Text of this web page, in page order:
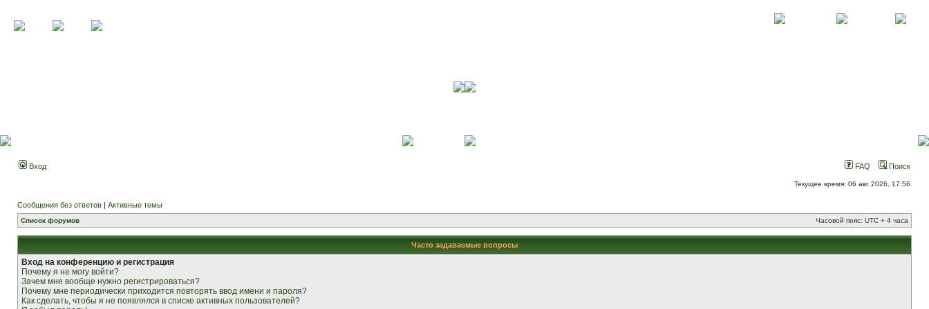
Вход FAQ Поиск
Текущее время: 06 авг 2026, 17:56
Сообщения без ответов | Активные темы
Список форумов Часовой пояс: UTC + 4 часа
Часто задаваемые вопросы
Вход на конференцию и регистрация
Почему я не могу войти?
Зачем мне вообще нужно регистрироваться?
Почему мне периодически приходится повторять ввод имени и пароля?
Как сделать, чтобы я не появлялся в списке активных пользователей?